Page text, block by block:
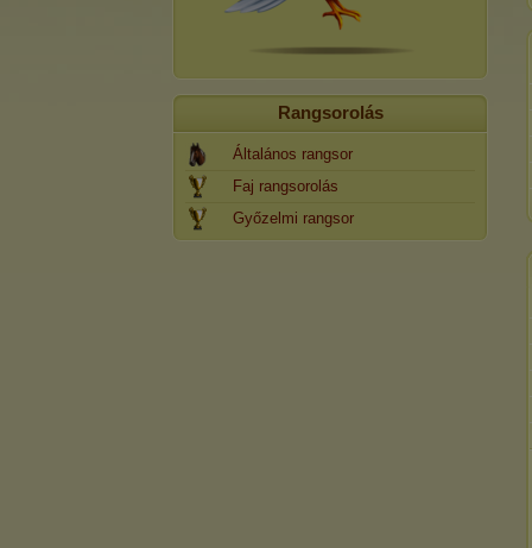
Rangsorolás
Általános rangsor
Faj rangsorolás
Győzelmi rangsor